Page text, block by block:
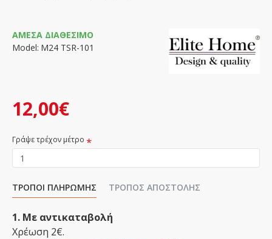
12,00€
ΆΜΕΣΑ ΔΙΑΘΈΣΙΜΟ
Model: Μ24 TSR-101
Γράψε τρέχον μέτρο
ΤΡΌΠΟΙ ΠΛΗΡΩΜΉΣ ΤΡΌΠΟΣ ΑΠΟΣΤΟΛΉΣ
1. Με αντικαταβολή
Χρέωση 2€.